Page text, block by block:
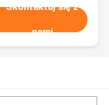
Skontaktuj się z
nami